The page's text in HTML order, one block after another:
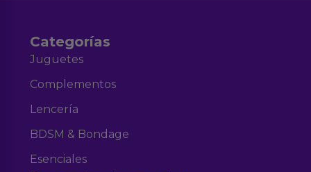
Categorías
Juguetes
Complementos
Lencería
BDSM & Bondage
Esenciales